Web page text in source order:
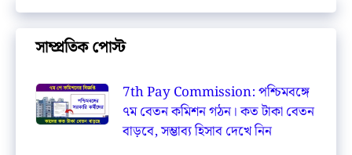
সাম্প্রতিক পোস্ট
7th Pay Commission: পশ্চিমবঙ্গে
৭ম বেতন কমিশন গঠন। কত টাকা বেতন
বাড়বে, সম্ভাব্য হিসাব দেখে নিন